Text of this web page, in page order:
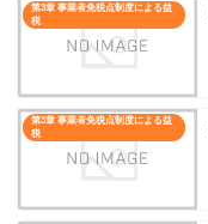
第3章 事業者免税点制度による益
税
第3章 事業者免税点制度による益
税